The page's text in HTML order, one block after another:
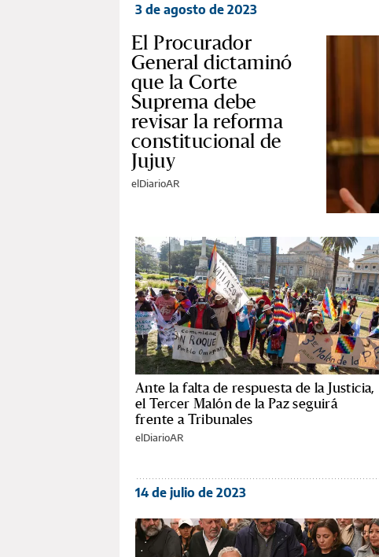
3 de agosto de 2023
El Procurador
General dictaminó
que la Corte
Suprema debe
revisar la reforma
constitucional de
Jujuy
elDiarioAR
Ante la falta de respuesta de la Justicia,
el Tercer Malón de la Paz seguirá
frente a Tribunales
elDiarioAR
14 de julio de 2023